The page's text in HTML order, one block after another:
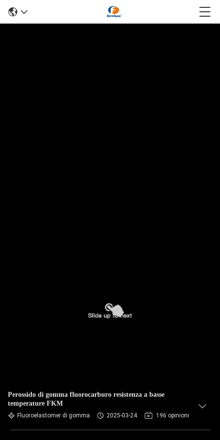
Perossido di gomma fluorocarburo resistenza a basse
temperature FKM
Fluoroelastomer di gomma 2025-03-24 196 opinioni